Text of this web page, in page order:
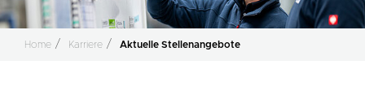
Home Karriere Aktuelle Stellenangebote